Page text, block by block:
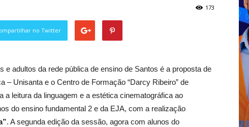
173
no Twitter
adultos da rede pública de ensino de Santos é a proposta de
– Unisanta e o Centro de Formação “Darcy Ribeiro” de
a leitura da linguagem e a estética cinematográfica ao
do ensino fundamental 2 e da EJA, com a realização
”. A segunda edição da sessão, agora com alunos do